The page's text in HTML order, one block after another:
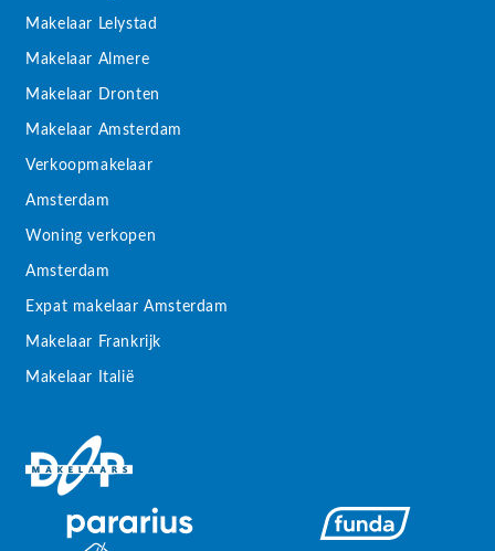
Makelaar Lelystad
Makelaar Almere
Makelaar Dronten
Makelaar Amsterdam
Verkoopmakelaar
Amsterdam
Woning verkopen
Amsterdam
Expat makelaar Amsterdam
Makelaar Frankrijk
Makelaar Italië